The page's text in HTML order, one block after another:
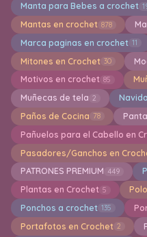
Manta para Bebes a crochet
Mantas en crochet 878
Marca paginas en crochet 11
Mitones en Crochet 30
Motivos en crochet 85
Muñecas de tela 2
Paños de Cocina 78
Pañuelos para el Cabello en
Pasadores/Ganchos en
PATRONES PREMIUM 449
Plantas en Crochet 5
Ponchos a crochet 135
Portafotos en Crochet 2